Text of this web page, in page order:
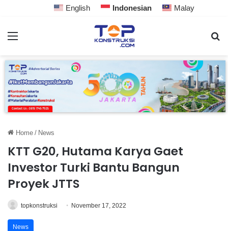
English Indonesian Malay
Home / News
KTT G20, Hutama Karya Gaet
Investor Turki Bantu Bangun
Proyek JTTS
topkonstruksi November 17, 2022
News